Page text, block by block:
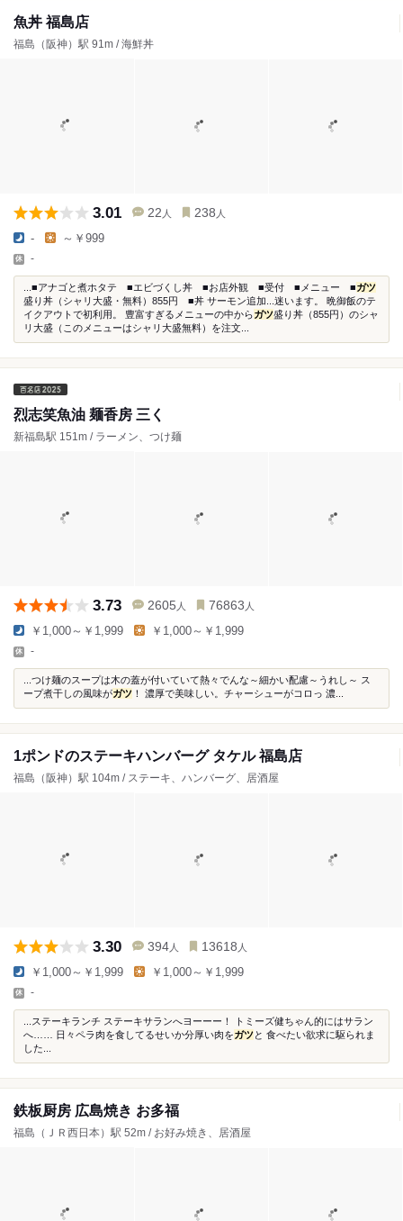
魚丼 福島店
福島（阪神）駅 91m / 海鮮丼
3.01 22 人 238 人
- ～￥999
-
...■アナゴと煮ホタテ ■エビづくし丼 ■お店外観 ■受付 ■メニュー ■ガツ
盛り丼（シャリ大盛・無料）855円 ■丼 サーモン追加...迷います。 晩御飯のテ
イクアウトで初利用。 豊富すぎるメニューの中からガツ盛り丼（855円）のシャ
リ大盛（このメニューはシャリ大盛無料）を注文...
烈志笑魚油 麺香房 三く
新福島駅 151m / ラーメン、つけ麺
3.73 2605 人 76863 人
￥1,000～￥1,999 ￥1,000～￥1,999
-
...つけ麺のスープは木の蓋が付いていて熱々でんな～細かい配慮～うれし～ ス
ープ煮干しの風味がガツ ！ 濃厚で美味しい。チャーシューがコロっ 濃...
1ポンドのステーキハンバーグ タケル 福島店
福島（阪神）駅 104m / ステーキ、ハンバーグ、居酒屋
3.30 394 人 13618 人
￥1,000～￥1,999 ￥1,000～￥1,999
-
...ステーキランチ ステーキサランへヨーーー！ トミーズ健ちゃん的にはサラン
へ…… 日々ペラ肉を食してるせいか分厚い肉をガツと 食べたい欲求に駆られま
した...
鉄板厨房 広島焼き お多福
福島（ＪＲ西日本）駅 52m / お好み焼き、居酒屋